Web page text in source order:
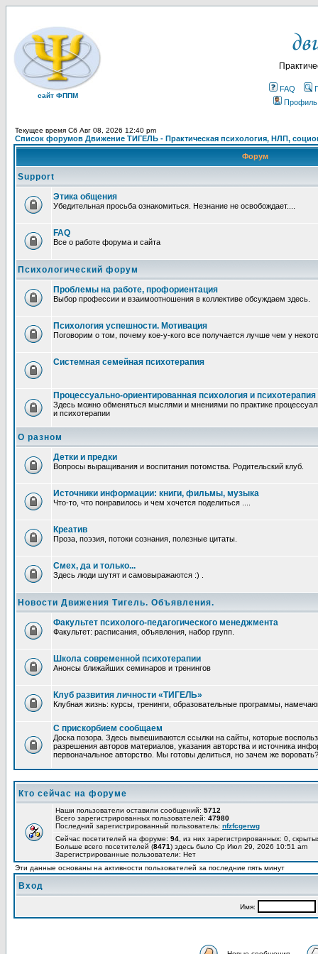
сайт ФППМ
FAQ
Профиль
Текущее время Сб Авг 08, 2026 12:40 pm
Список форумов Движение ТИГЕЛЬ - Практическая психология, НЛП,
Форум
Support
Этика общения
Убедительная просьба ознакомиться. Незнание не освобождает....
FAQ
Все о работе форума и сайта
Психологический форум
Проблемы на работе, профориентация
Выбор профессии и взаимоотношения в коллективе обсуждаем здесь.
Психология успешности. Мотивация
Поговорим о том, почему кое-у-кого все получается лучше чем у
Системная семейная психотерапия
Процессуально-ориентированная психология и психотерапия
Здесь можно обменяться мыслями и мнениями по практике
и психотерапии
О разном
Детки и предки
Вопросы выращивания и воспитания потомства. Родительский клуб.
Источники информации: книги, фильмы, музыка
Что-то, что понравилось и чем хочется поделиться ....
Креатив
Проза, поэзия, потоки сознания, полезные цитаты.
Смех, да и только...
Здесь люди шутят и самовыражаются :) .
Новости Движения Тигель. Объявления.
Факультет психолого-педагогического менеджмента
Факультет: расписания, объявления, набор групп.
Школа современной психотерапии
Анонсы ближайших семинаров и тренингов
Клуб развития личности «ТИГЕЛЬ»
Клубная жизнь: курсы, тренинги, образовательные программы,
С прискорбием сообщаем
Доска позора. Здесь вывешиваются ссылки на сайты, которые
разрешения авторов материалов, указания авторства и источника
первоначальное авторство. Мы готовы делиться, но зачем же воровать?
Кто сейчас на форуме
Наши пользователи оставили сообщений: 5712
Всего зарегистрированных пользователей: 47980
Последний зарегистрированный пользователь: nfzfcgerwg
Сейчас посетителей на форуме: 94 , из них зарегистрированных: 0,
Больше всего посетителей (8471) здесь было Ср Июл 29, 2026 10:51 am
Зарегистрированные пользователи: Нет
Эти данные основаны на активности пользователей за последние пять минут
Вход
Имя: